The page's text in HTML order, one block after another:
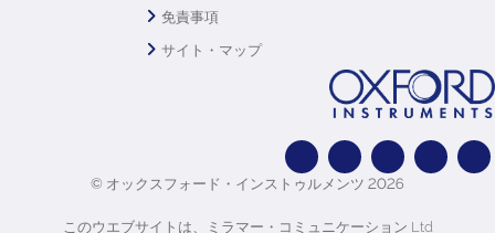
免責事項
サイト・マップ
© オックスフォード・インストゥルメンツ 2026
このウエブサイトは、ミラマー・コミュニケーション Ltd